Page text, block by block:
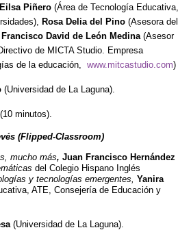
Piñero(Área de Tecnología Educativa,
Rosa Delia del Pino (Asesora del
Francisco David de León Medina (Asesor
de MICTA Studio. Empresa
de la educación,www.mitcastudio.com)
(Universidad de La Laguna).
minutos).
(Flipped-Classroom)
mucho más, Juan Francisco Hernández
del Colegio Hispano Inglés
y tecnologías emergentes, Yanira
ATE, Consejería de Educación y
(Universidad de La Laguna).